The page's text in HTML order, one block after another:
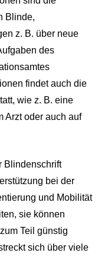
Blinde,
z. B. über neue
des
findet auch die
wie z. B. eine
Arzt oder auch auf
Blindenschrift
bei der
und Mobilität
sie können
Teil günstig
sich über viele